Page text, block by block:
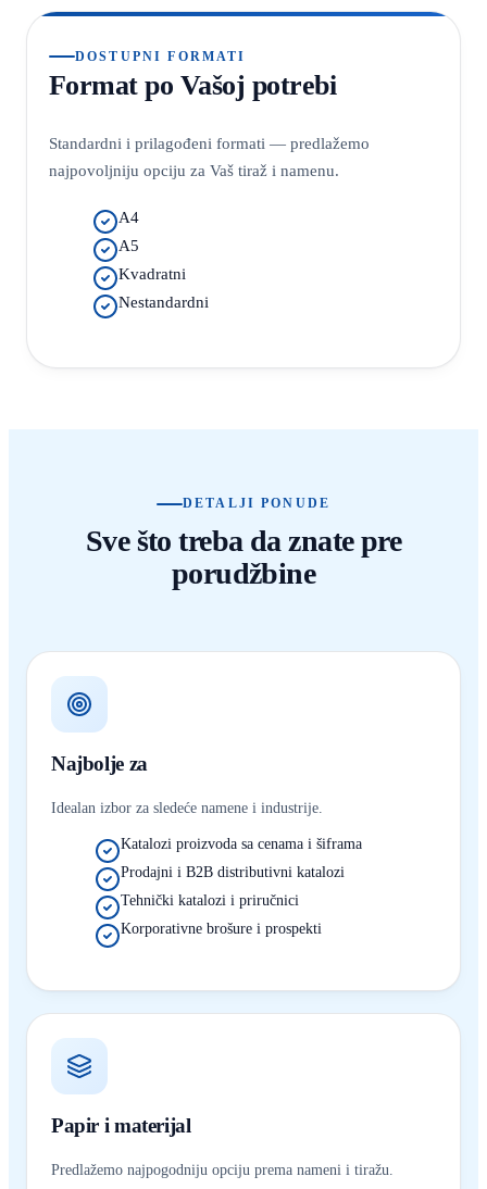
DOSTUPNI FORMATI
Format po Vašoj potrebi
Standardni i prilagođeni formati — predlažemo
najpovoljniju opciju za Vaš tiraž i namenu.
A4
A5
Kvadratni
Nestandardni
DETALJI PONUDE
Sve što treba da znate pre
porudžbine
Najbolje za
Idealan izbor za sledeće namene i industrije.
Katalozi proizvoda sa cenama i šiframa
Prodajni i B2B distributivni katalozi
Tehnički katalozi i priručnici
Korporativne brošure i prospekti
Papir i materijal
Predlažemo najpogodniju opciju prema nameni i tiražu.